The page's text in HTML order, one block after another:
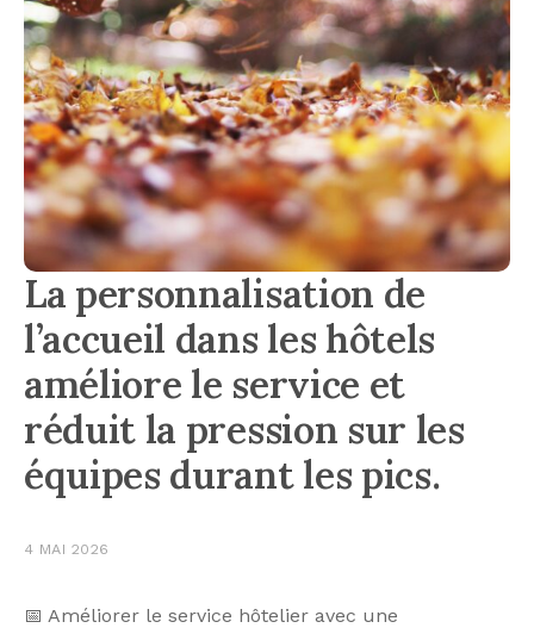
La personnalisation de
l’accueil dans les hôtels
améliore le service et
réduit la pression sur les
équipes durant les pics.
4 MAI 2026
📅 Améliorer le service hôtelier avec une